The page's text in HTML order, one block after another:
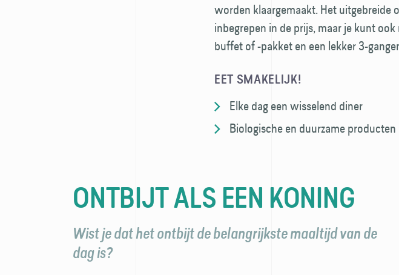
worden klaar­gemaakt. Het uitgebreide
inbegrepen in de prijs, maar je kunt
buffet of -pakket en een lekker 3-
EET SMAKELIJK!
Elke dag een wisselend diner
Biologische en duurzame producten
ONTBIJT ALS EEN KONING
Wist je dat het ontbijt de belangrijkste maaltijd van de
dag is?